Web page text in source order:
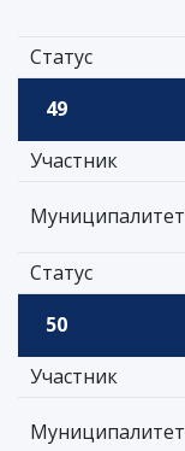
Статус
49
Участник
Муниципалитет
Статус
50
Участник
Муниципалитет